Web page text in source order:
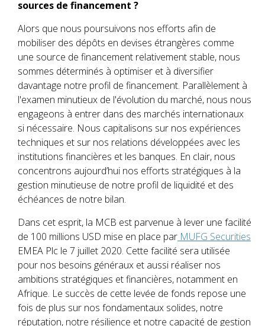
sources de financement ?
Alors que nous poursuivons nos efforts afin de
mobiliser des dépôts en devises étrangères comme
une source de financement relativement stable, nous
sommes déterminés à optimiser et à diversifier
davantage notre profil de financement. Parallèlement à
l'examen minutieux de l'évolution du marché, nous nous
engageons à entrer dans des marchés internationaux
si nécessaire. Nous capitalisons sur nos expériences
techniques et sur nos relations développées avec les
institutions financières et les banques. En clair, nous
concentrons aujourd’hui nos efforts stratégiques à la
gestion minutieuse de notre profil de liquidité et des
échéances de notre bilan.
Dans cet esprit, la MCB est parvenue à lever une facilité
de 100 millions USD mise en place par MUFG Securities
EMEA Plc le 7 juillet 2020. Cette facilité sera utilisée
pour nos besoins généraux et aussi réaliser nos
ambitions stratégiques et financières, notamment en
Afrique. Le succès de cette levée de fonds repose une
fois de plus sur nos fondamentaux solides, notre
réputation, notre résilience et notre capacité de gestion